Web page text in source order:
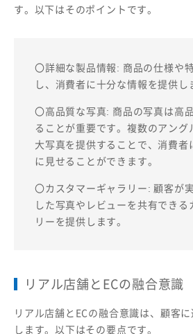
す。以下はそのポイントです。
〇詳細な製品情報: 商品の仕様や
し、消費者に十分な情報を提供し
〇高品質な写真: 商品の写真は高
ることが重要です。複数のアング
大写真を提供することで、消費者
に見せることができます。
〇カスタマーギャラリー: 顧客が
した写真やレビューを共有できる
リーを提供します。
リアル店舗とECの融合意識
リアル店舗とECの融合意識は、顧客
します。以下はその要点です。